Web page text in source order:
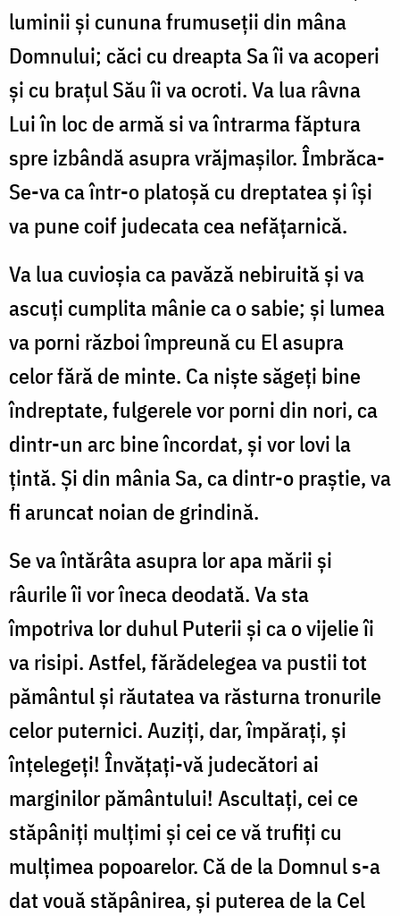
luminii şi cununa frumuseţii din mâna
Domnului; căci cu dreapta Sa îi va acoperi
şi cu braţul Său îi va ocroti. Va lua râvna
Lui în loc de armă si va întrarma făptura
spre izbândă asupra vrăjmaşilor. Îmbrăca-
Se-va ca într-o platoşă cu dreptatea şi îşi
va pune coif judecata cea nefățarnică.
Va lua cuvioșia ca pavăză nebiruită şi va
ascuţi cumplita mânie ca o sabie; şi lumea
va porni război împre­ună cu El asupra
celor fără de minte. Ca nişte săgeţi bine
îndreptate, fulgerele vor porni din nori, ca
dintr-un arc bine încordat, și vor lovi la
țintă. Și din mânia Sa, ca dintr-o praştie, va
fi aruncat noian de grindină.
Se va întărâta asupra lor apa mării şi
râurile îi vor îneca deodată. Va sta
împotriva lor duhul Puterii şi ca o vijelie îi
va risipi. Astfel, fărădelegea va pustii tot
pământul şi răuta­tea va răsturna tronurile
celor puternici. Auziţi, dar, împăraţi, şi
înţelegeţi! Învăţaţi-vă jude­cători ai
marginilor pământu­lui! Ascultaţi, cei ce
stăpâniţi mulţimi și cei ce vă trufiți cu
mulţimea popoarelor. Că de la Domnul s-a
dat vouă stă­pânirea, şi puterea de la Cel